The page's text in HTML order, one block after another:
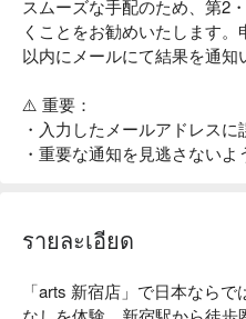
スムーズな手配のため、第2
くことをお勧めいたします
以内にメールにて結果を通知
⚠️ 重要：
・入力したメールアドレスに
・重要な通知を見逃さない
รายละเอียด
「arts 新宿店」で日本なら